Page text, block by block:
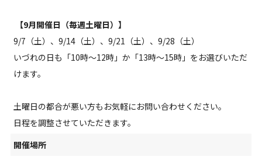
【9月開催日（毎週土曜日）】
9/7 （土） 、9/14（土） 、9/21 （土） 、9/28（土）
いづれの日も「10時～12時」か「13時～15時」をお選びいただ
けます。
土曜日の都合が悪い方もお気軽にお問い合わせください。
日程を調整させていただきます。
開催場所